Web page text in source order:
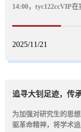
14:00，tyc122ccVIP
2025/11/21
为加强对研究生的思
驱革命精神，将学术